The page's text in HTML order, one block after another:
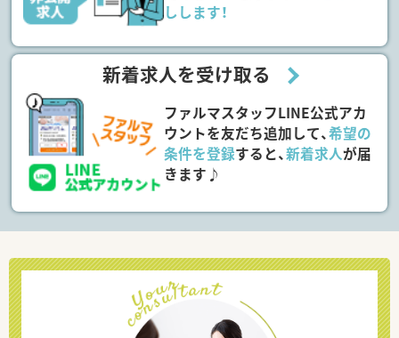
しします！
新着求人を受け取る
ファルマスタッフLINE公式アカ
ウントを友だち追加して、希望の
条件を登録すると、新着求人が届
きます♪